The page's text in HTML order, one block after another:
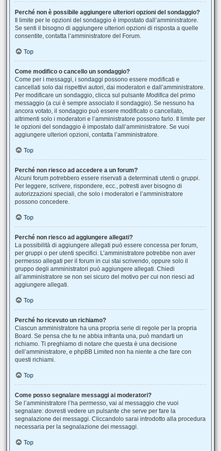
Perché non è possibile aggiungere ulteriori opzioni del sondaggio?
Il limite per le opzioni del sondaggio è impostato dall’amministratore.
Se senti il bisogno di aggiungere ulteriori opzioni di risposta a quelle
consentite, contatta l’amministratore del Forum.
Top
Come modifico o cancello un sondaggio?
Come per i messaggi, i sondaggi possono essere modificati e
cancellati solo dai rispettivi autori, dai moderatori e dall’amministratore.
Per modificare un sondaggio, clicca sul pulsante Modifica del primo
messaggio (a cui è sempre associato il sondaggio). Se nessuno ha
ancora votato, il sondaggio può essere modificato o cancellato,
altrimenti solo i moderatori e l’amministratore possono farlo. Il limite per
le opzioni del sondaggio è impostato dall’amministratore. Se vuoi
aggiungere ulteriori opzioni, contatta l’amministratore.
Top
Perché non riesco ad accedere a un forum?
Alcuni forum potrebbero essere riservati a determinati utenti o gruppi.
Per leggere, scrivere, rispondere, ecc., potresti aver bisogno di
autorizzazioni speciali, che solo i moderatori e l’amministratore
possono concedere.
Top
Perché non riesco ad aggiungere allegati?
La possibilità di aggiungere allegati può essere concessa per forum,
per gruppi o per utenti specifici. L’amministratore potrebbe non aver
permesso allegati per il forum in cui stai scrivendo, oppure solo il
gruppo degli amministratori può aggiungere allegati. Chiedi
all’amministratore se non sei sicuro del motivo per cui non riesci ad
aggiungere allegati.
Top
Perché ho ricevuto un richiamo?
Ciascun amministratore ha una propria serie di regole per la propria
Board. Se pensa che tu ne abbia infranta una, può mandarti un
richiamo. Ti preghiamo di notare che questa è una decisione
dell’amministratore, e phpBB Limited non ha niente a che fare con
questi richiami.
Top
Come posso segnalare messaggi ai moderatori?
Se l’amministratore l’ha permesso, vai al messaggio che vuoi
segnalare: dovresti vedere un pulsante che serve per fare la
segnalazione dei messaggi. Cliccandolo sarai introdotto alla procedura
necessaria per la segnalazione dei messaggi.
Top